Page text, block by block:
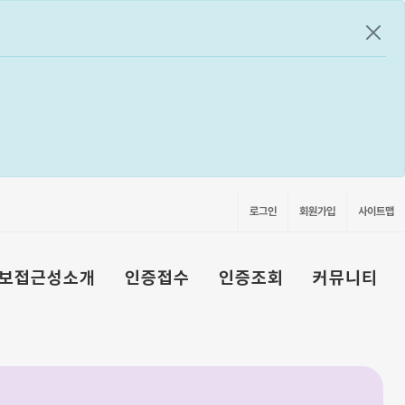
공지
로그인 회원가입 사이트맵
접근성소개 인증접수 인증조회 커뮤니티